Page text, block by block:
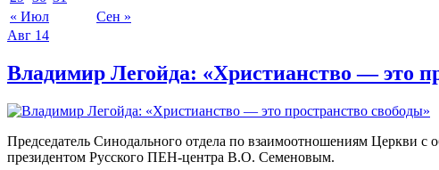
« Июл Сен »
Авг 14
Владимир Легойда: «Христианство — это
Председатель Синодального отдела по взаимоотношениям
президентом Русского ПЕН-центра В.О. Семеновым.